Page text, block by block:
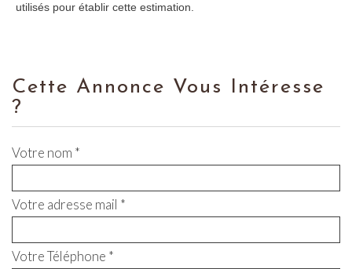
utilisés pour établir cette estimation.
Cette Annonce Vous Intéresse
?
Votre nom *
Votre adresse mail *
Votre Téléphone *